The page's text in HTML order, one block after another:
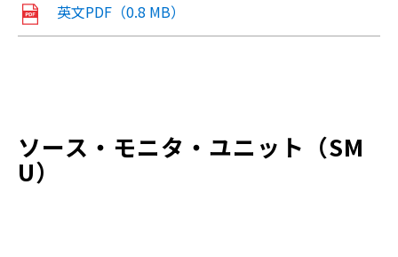
英文PDF（0.8 MB）
ソース・モニタ・ユニット（SM
U）